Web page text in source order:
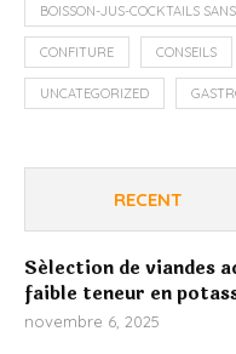
BOISSON-JUS-COCKTAILS
CONFITURE CONSEILS
UNCATEGORIZED
RECENT
Sélection de viandes
faible teneur en
novembre 6, 2025